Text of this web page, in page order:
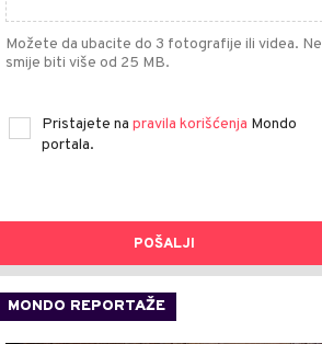
Možete da ubacite do 3 fotografije ili videa. Ne
smije biti više od 25 MB.
Pristajete na pravila korišćenja Mondo
portala.
POŠALJI
MONDO REPORTAŽE